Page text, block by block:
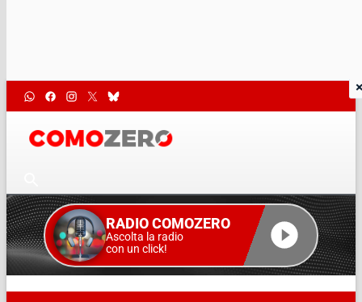
RADIO COMOZERO
Ascolta la radio
con un click!